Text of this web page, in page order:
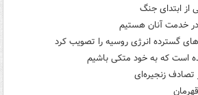
خدمت آنان هستیم
گسترده انرژی روسیه را تصویب کرد
است که به خود متکی باشیم